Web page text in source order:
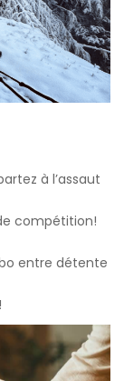
à l’assaut
compétition!
entre détente